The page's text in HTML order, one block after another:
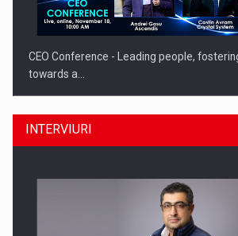
CEO Conference - Leading people,
towards a…
INTERVIURI